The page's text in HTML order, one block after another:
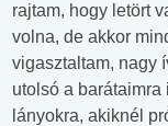
rajtam, hogy letört
volna, de akkor
vigasztaltam, nagy
utolsó a barátaimra
lányokra, akiknél